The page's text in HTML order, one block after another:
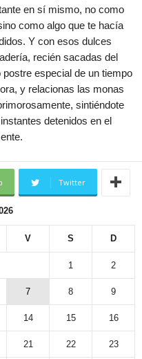
en sí mismo, no como
como algo que te hacía
Y con esos dulces
recién sacadas del
especial de un tiempo
y relacionas las monas
sintiéndote
detenidos en el
Twitter
V S D
1 2
7 8 9
14 15 16
21 22 23